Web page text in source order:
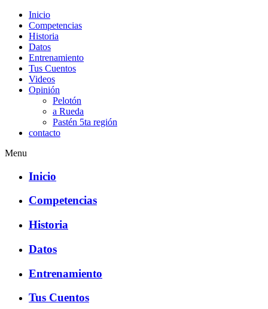
Inicio
Competencias
Historia
Datos
Entrenamiento
Tus Cuentos
Videos
Opinión
Pelotón
a Rueda
Pastén 5ta región
contacto
Menu
Inicio
Competencias
Historia
Datos
Entrenamiento
Tus Cuentos